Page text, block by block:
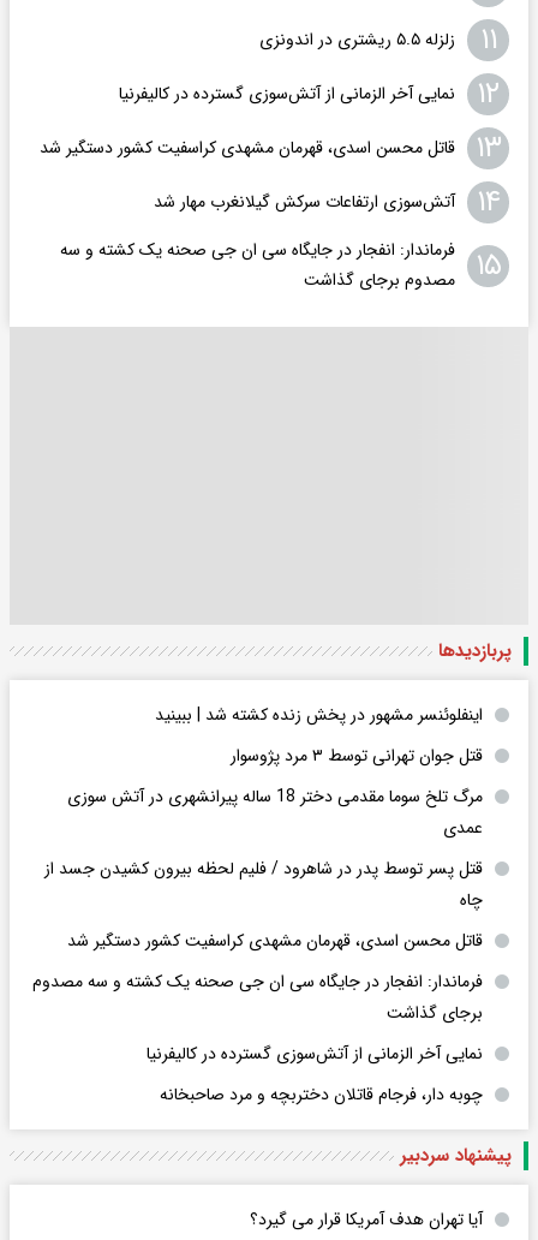
۱۱ زلزله ۵.۵ ریشتری در اندونزی
۱۲ نمایی آخر الزمانی از آتش‌سوزی گسترده در کالیفرنیا
۱۳ قاتل محسن اسدی، قهرمان مشهدی کراسفیت کشور دستگیر شد
۱۴ آتش‌سوزی ارتفاعات سرکش گیلانغرب مهار شد
۱۵
فرماندار: انفجار در جایگاه سی ان جی صحنه یک کشته و سه
مصدوم برجای گذاشت
پربازدید‌ها
اینفلوئنسر مشهور در پخش زنده کشته شد | ببینید
قتل جوان تهرانی توسط ۳ مرد پژوسوار
مرگ تلخ سوما مقدمی دختر 18 ساله پیرانشهری در آتش سوزی
عمدی
قتل پسر توسط پدر در شاهرود / فلیم لحظه بیرون کشیدن جسد از
چاه
قاتل محسن اسدی، قهرمان مشهدی کراسفیت کشور دستگیر شد
فرماندار: انفجار در جایگاه سی ان جی صحنه یک کشته و سه مصدوم
برجای گذاشت
نمایی آخر الزمانی از آتش‌سوزی گسترده در کالیفرنیا
چوبه دار، فرجام قاتلان دختربچه و مرد صاحبخانه
پیشنهاد سردبیر
آیا تهران هدف آمریکا قرار می گیرد؟